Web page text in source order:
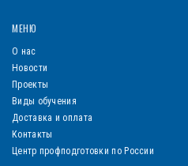
МЕНЮ
О нас
Новости
Проекты
Виды обучения
Доставка и оплата
Контакты
Центр профподготовки по России